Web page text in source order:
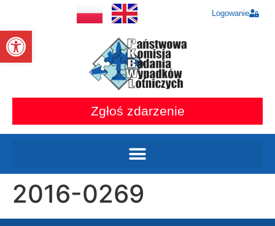
Otwórz pasek narzędzi
Logowanie
Zgłoś zdarzenie
2016-0269